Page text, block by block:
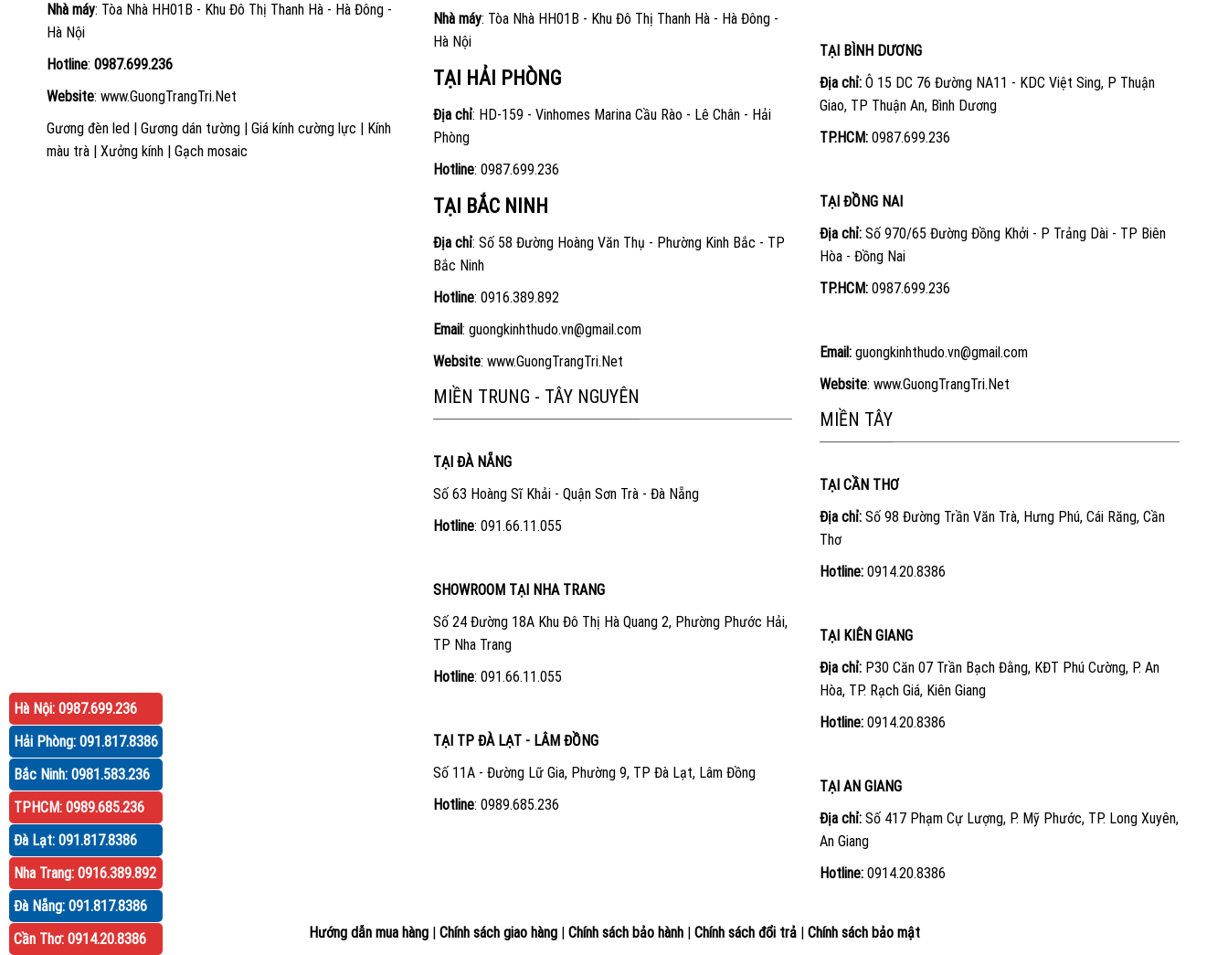
Nhà máy: Tòa Nhà HH01B - Khu Đô Thị Thanh Hà - Hà Đông -
Hà Nội
Hotline: 0987.699.236
Website: www.GuongTrangTri.Net
Gương đèn led
Gương dán tường| Giá kính cường lực
Kính
màu trà| Xưởng kính| Gạch mosaic
Nhà máy: Tòa Nhà HH01B - Khu Đô Thị Thanh Hà - Hà Đông -
Hà Nội
TẠI HẢI PHÒNG
Địa chỉ: HD-159 - Vinhomes Marina Cầu Rào - Lê Chân - Hải
Phòng
Hotline: 0987.699.236
TẠI BẮC NINH
Địa chỉ: Số 58 Đường Hoàng Văn Thụ - Phường Kinh Bắc - TP
Bắc Ninh
Hotline: 0916.389.892
Email: guongkinhthudo.vn@gmail.com
Website: www.GuongTrangTri.Net
MIỀN TRUNG - TÂY NGUYÊN
TẠI ĐÀ NẴNG
Số 63 Hoàng Sĩ Khải - Quận Sơn Trà - Đà Nẵng
Hotline: 091.66.11.055
SHOWROOM TẠI NHA TRANG
Số 24 Đường 18A Khu Đô Thị Hà Quang 2, Phường Phước Hải,
TP Nha Trang
Hotline: 091.66.11.055
TẠI TP ĐÀ LẠT - LÂM ĐỒNG
Số 11A - Đường Lữ Gia, Phường 9, TP Đà Lạt, Lâm Đồng
Hotline: 0989.685.236
TẠI BÌNH DƯƠNG
Địa chỉ: Ô 15 DC 76 Đường NA11 - KDC Việt Sing, P Thuận
Giao, TP Thuận An, Bình Dương
TP.HCM: 0987.699.236
TẠI ĐỒNG NAI
Địa chỉ: Số 970/65 Đường Đồng Khởi - P Trảng Dài - TP Biên
Hòa - Đồng Nai
TP.HCM: 0987.699.236
Email: guongkinhthudo.vn@gmail.com
Website:www.GuongTrangTri.Net
MIỀN TÂY
TẠI CẦN THƠ
Địa chỉ: Số 98 Đường Trần Văn Trà, Hưng Phú, Cái Răng, Cần
Thơ
Hotline: 0914.20.8386
TẠI KIÊN GIANG
Địa chỉ: P30 Căn 07 Trần Bạch Đằng, KĐT Phú Cường, P. An
Hòa, TP. Rạch Giá, Kiên Giang
Hotline: 0914.20.8386
TẠI AN GIANG
Địa chỉ: Số 417 Phạm Cự Lượng, P. Mỹ Phước, TP. Long Xuyên,
An Giang
Hotline: 0914.20.8386
Hướng dẫn mua hàng| Chính sách giao hàng| Chính sách bảo hành| Chính sách đổi trả| Chính sách bảo mật
Hà Nội: 0987.699.236
Hải Phòng: 091.817.8386
Bắc Ninh: 0981.583.236
TPHCM: 0989.685.236
Đà Lạt: 091.817.8386
Nha Trang: 0916.389.892
Đà Nẵng: 091.817.8386
Cần Thơ: 0914.20.8386